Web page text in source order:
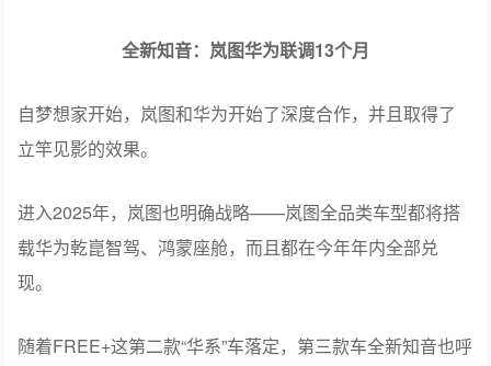
全新知音：岚图华为联调13个月
自梦想家开始，岚图和华为开始了深度合作，并且取得了
立竿见影的效果。
进入2025年，岚图也明确战略——岚图全品类车型都将搭
载华为乾崑智驾、鸿蒙座舱，而且都在今年年内全部兑
现。
随着FREE+这第二款“华系”车落定，第三款车全新知音也呼